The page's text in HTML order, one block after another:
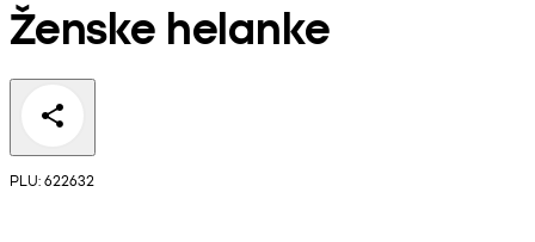
Ženske helanke
PLU: 622632